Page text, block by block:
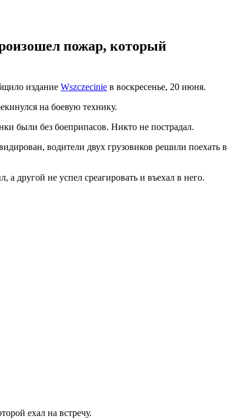
пожар, который
издание Wszczecinie в воскресенье, 20 июня.
на боевую технику.
были без боеприпасов. Никто не пострадал.
водители двух грузовиков решили поехать в
другой не успел среагировать и въехал в него.
ехал на встречу.